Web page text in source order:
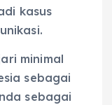
kasus
minimal
sebagai
sebagai